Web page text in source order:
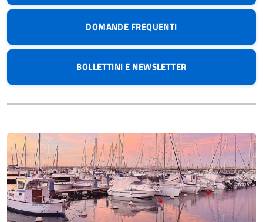
DOMANDE FREQUENTI
BOLLETTINI E NEWSLETTER